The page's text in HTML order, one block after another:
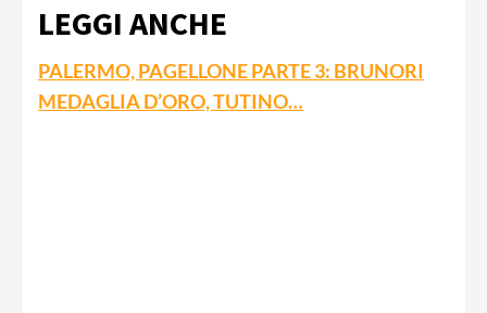
LEGGI ANCHE
PALERMO, PAGELLONE PARTE 3: BRUNORI
MEDAGLIA D’ORO, TUTINO…